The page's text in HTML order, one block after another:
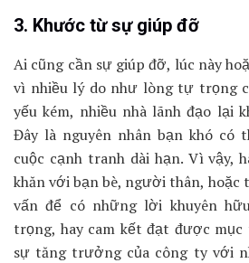
3. Khước từ sự giúp đỡ
Ai cũng cần sự giúp đỡ, lúc này
vì nhiều lý do như lòng tự trọng
yếu kém, nhiều nhà lãnh đạo lại
Đây là nguyên nhân bạn khó có
cuộc cạnh tranh dài hạn. Vì vậy,
khăn với bạn bè, người thân,
vấn để có những lời khuyên
trọng, hay cam kết đạt được mục
sự tăng trưởng của công ty với